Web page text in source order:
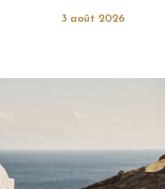
3 août 2026